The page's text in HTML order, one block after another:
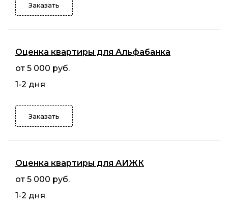
Заказать
Оценка квартиры для Альфабанка
от 5 000 руб.
1-2 дня
Заказать
Оценка квартиры для АИЖК
от 5 000 руб.
1-2 дня